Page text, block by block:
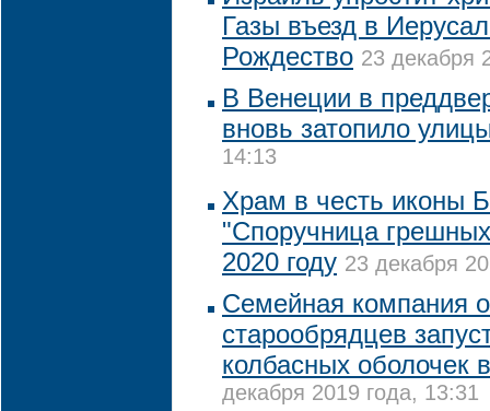
Газы въезд в
Рождество 23 декабря
В Венеции в
вновь затопило
14:13
Храм в честь иконы
"Споручница
2020 году 23 декабря
Семейная компания
старообрядцев
колбасных оболочек
декабря 2019 года, 13:31